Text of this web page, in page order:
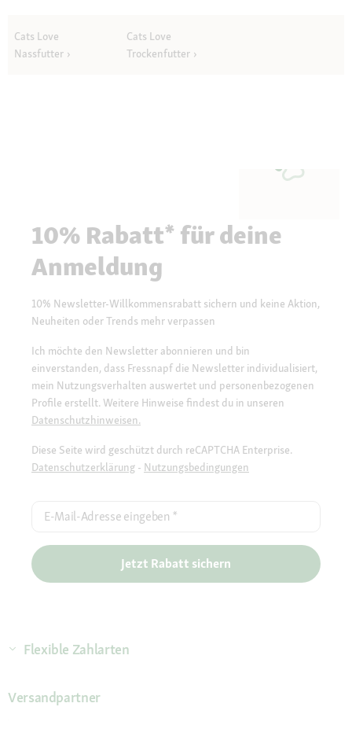
Cats Love
Nassfutter
Cats Love
Trockenfutter
10% Rabatt* für deine
Anmeldung
10% Newsletter-Willkommensrabatt sichern und keine Aktion,
Neuheiten oder Trends mehr verpassen
Ich möchte den Newsletter abonnieren und bin
einverstanden, dass Fressnapf die Newsletter individualisiert,
mein Nutzungsverhalten auswertet und personenbezogenen
Profile erstellt. Weitere Hinweise findest du in unseren
Datenschutzhinweisen.
Diese Seite wird geschützt durch reCAPTCHA Enterprise.
Datenschutzerklärung - Nutzungsbedingungen
E-Mail-Adresse eingeben *
Jetzt Rabatt sichern
Flexible Zahlarten
Versandpartner